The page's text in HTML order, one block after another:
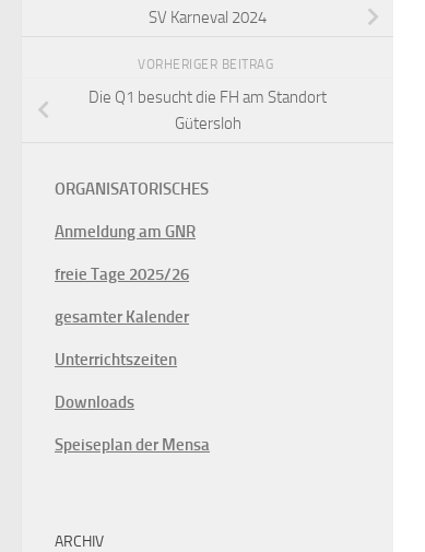
SV Karneval 2024
VORHERIGER BEITRAG
Die Q1 besucht die FH am Standort
Gütersloh
ORGANISATORISCHES
Anmeldung am GNR
freie Tage 2025/26
gesamter Kalender
Unterrichtszeiten
Downloads
Speiseplan der Mensa
ARCHIV